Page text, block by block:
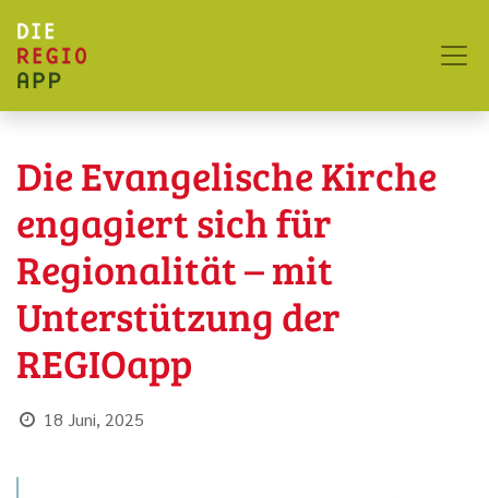
Die Evangelische Kirche
engagiert sich für
Regionalität – mit
Unterstützung der
REGIOapp
18 Juni, 2025